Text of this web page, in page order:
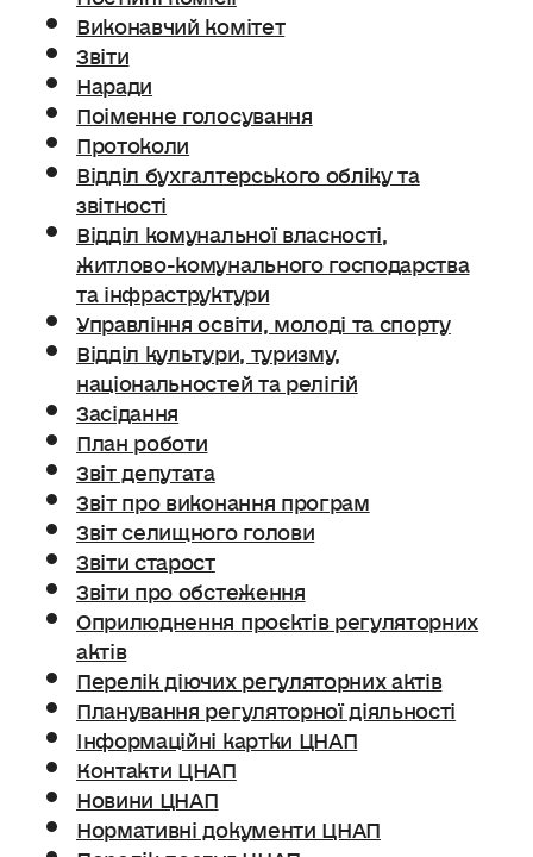
Виконавчий комітет
Звіти
Наради
Поіменне голосування
Протоколи
Відділ бухгалтерського обліку та
звітності
Відділ комунальної власності,
житлово-комунального господарства
та інфраструктури
Управління освіти, молоді та спорту
Відділ культури, туризму,
національностей та релігій
Засідання
План роботи
Звіт депутата
Звіт про виконання програм
Звіт селищного голови
Звіти старост
Звіти про обстеження
Оприлюднення проєктів регуляторних
актів
Перелік діючих регуляторних актів
Планування регуляторної діяльності
Інформаційні картки ЦНАП
Контакти ЦНАП
Новини ЦНАП
Нормативні документи ЦНАП